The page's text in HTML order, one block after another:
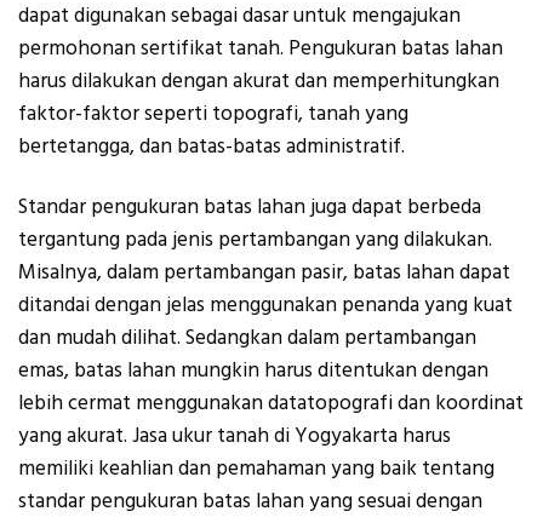
dapat digunakan sebagai dasar untuk mengajukan
permohonan sertifikat tanah. Pengukuran batas lahan
harus dilakukan dengan akurat dan memperhitungkan
faktor-faktor seperti topografi, tanah yang
bertetangga, dan batas-batas administratif.
Standar pengukuran batas lahan juga dapat berbeda
tergantung pada jenis pertambangan yang dilakukan.
Misalnya, dalam pertambangan pasir, batas lahan dapat
ditandai dengan jelas menggunakan penanda yang kuat
dan mudah dilihat. Sedangkan dalam pertambangan
emas, batas lahan mungkin harus ditentukan dengan
lebih cermat menggunakan datatopografi dan koordinat
yang akurat. Jasa ukur tanah di Yogyakarta harus
memiliki keahlian dan pemahaman yang baik tentang
standar pengukuran batas lahan yang sesuai dengan